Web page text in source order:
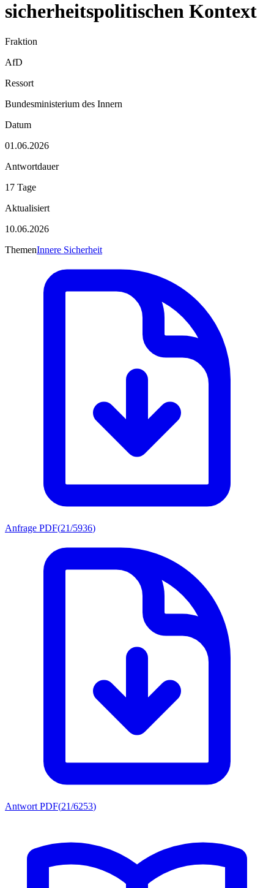
sicherheitspolitischen Kontext
Fraktion
AfD
Ressort
Bundesministerium des Innern
Datum
01.06.2026
Antwortdauer
17 Tage
Aktualisiert
10.06.2026
ThemenInnere Sicherheit
Anfrage PDF(21/5936)
Antwort PDF(21/6253)